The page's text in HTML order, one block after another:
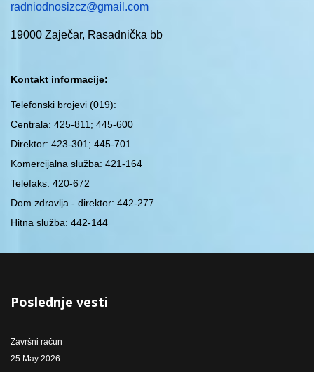
radniodnosizcz@gmail.com
19000 Zaječar, Rasadnička bb
Kontakt informacije:
Telefonski brojevi (019):
Centrala: 425-811; 445-600
Direktor: 423-301; 445-701
Komercijalna služba: 421-164
Telefaks: 420-672
Dom zdravlja - direktor: 442-277
Hitna služba: 442-144
Poslednje vesti
Završni račun
25 May 2026